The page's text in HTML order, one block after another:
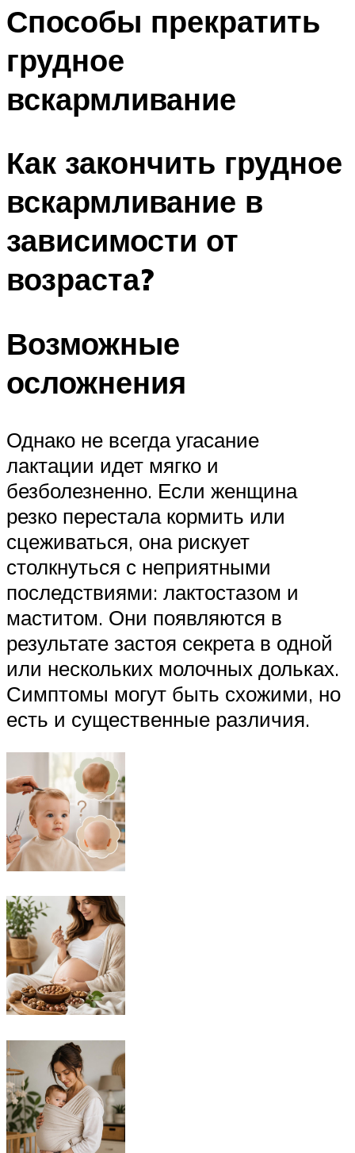
Способы прекратить
грудное
вскармливание
Как закончить грудное
вскармливание в
зависимости от
возраста?
Возможные
осложнения
Однако не всегда угасание
лактации идет мягко и
безболезненно. Если женщина
резко перестала кормить или
сцеживаться, она рискует
столкнуться с неприятными
последствиями: лактостазом и
маститом. Они появляются в
результате застоя секрета в одной
или нескольких молочных дольках.
Симптомы могут быть схожими, но
есть и существенные различия.